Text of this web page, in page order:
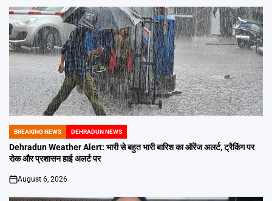
POSTED
IN
BREAKING NEWS DEHRADUN NEWS
Dehradun Weather Alert: भारी से बहुत भारी बारिश का ऑरेंज अलर्ट, ट्रैकिंग पर
रोक और प्रशासन हाई अलर्ट पर
on
August 6, 2026